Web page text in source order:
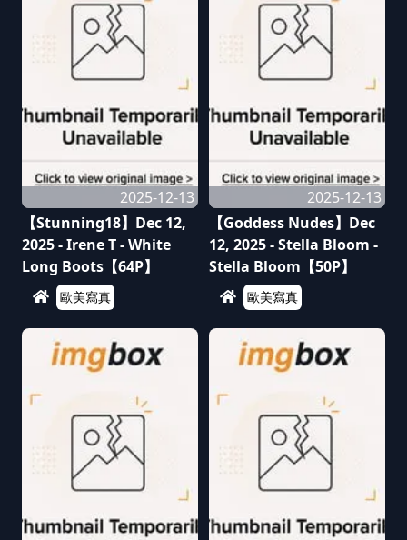
2025-12-13
【Stunning18】Dec 12,
2025 - Irene T - White
Long Boots【64P】
歐美寫真
2025-12-13
【Goddess Nudes】Dec
12, 2025 - Stella Bloom -
Stella Bloom【50P】
歐美寫真